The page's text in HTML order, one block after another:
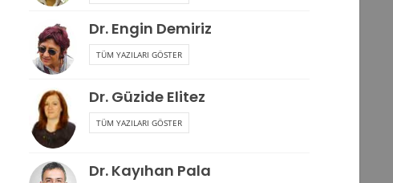
Dr. Engin Demiriz
TÜM YAZILARI GÖSTER
Dr. Güzide Elitez
TÜM YAZILARI GÖSTER
Dr. Kayıhan Pala